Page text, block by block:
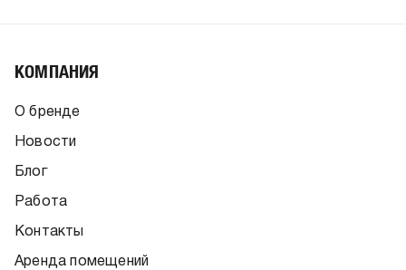
КОМПАНИЯ
О бренде
Новости
Блог
Работа
Контакты
Аренда помещений